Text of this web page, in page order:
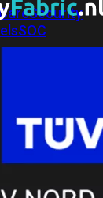
Security
SOC